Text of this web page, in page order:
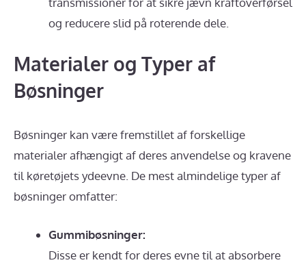
og reducere slid på roterende dele.
Materialer og Typer af
Bøsninger
Bøsninger kan være fremstillet af forskellige
materialer afhængigt af deres anvendelse og kravene
til køretøjets ydeevne. De mest almindelige typer af
bøsninger omfatter:
Gummibøsninger:
Disse er kendt for deres evne til at absorbere